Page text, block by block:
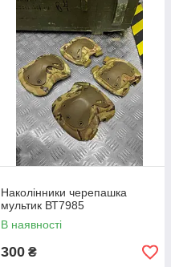
Наколінники черепашка
мультик ВТ7985
В наявності
300 ₴